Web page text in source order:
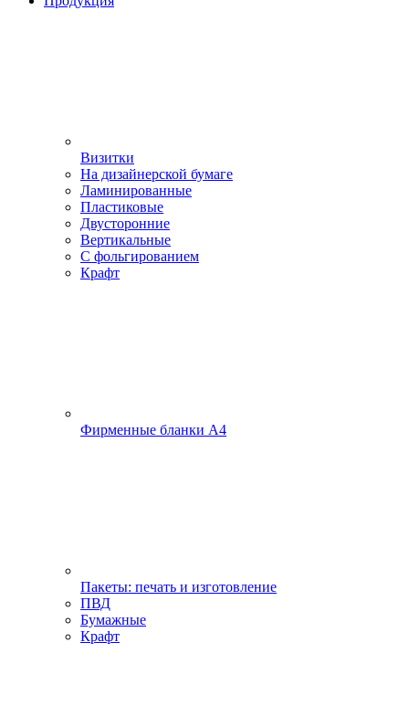
Визитки
На дизайнерской бумаге
Ламинированные
Пластиковые
Двусторонние
Вертикальные
С фольгированием
Крафт
Фирменные бланки А4
Пакеты: печать и изготовление
ПВД
Бумажные
Крафт